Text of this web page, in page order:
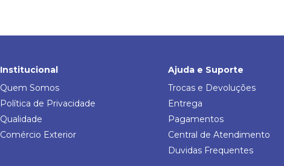
Institucional
Quem Somos
Política de Privacidade
Qualidade
Comércio Exterior
Ajuda e Suporte
Trocas e Devoluções
Entrega
Pagamentos
Central de Atendimento
Duvidas Frequentes